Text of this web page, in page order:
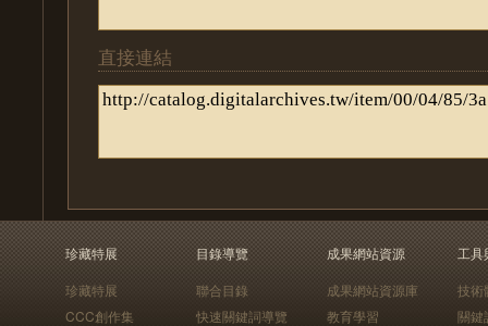
直接連結
珍藏特展
珍藏特展
CCC創作集
目錄導覽
聯合目錄
快速關鍵詞導覽
成果網站資源
成果網站資源庫
教育學習
工具
技術
關鍵